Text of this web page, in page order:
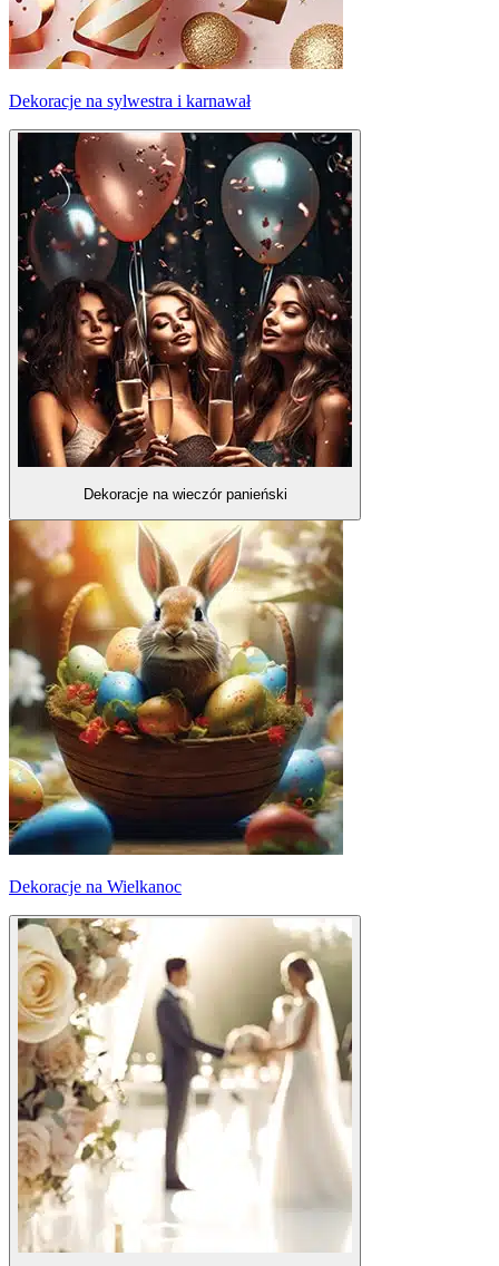
Dekoracje na sylwestra i karnawał
Dekoracje na wieczór panieński
Dekoracje na Wielkanoc